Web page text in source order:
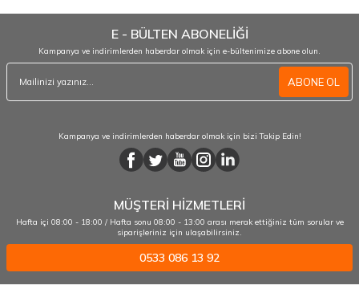
E - BÜLTEN ABONELİĞİ
Kampanya ve indirimlerden haberdar olmak için e-bültenimize abone olun.
ABONE OL
Kampanya ve indirimlerden haberdar olmak için bizi Takip Edin!
MÜŞTERİ HİZMETLERİ
Hafta içi 08:00 - 18:00 / Hafta sonu 08:00 - 13:00 arası merak ettiğiniz tüm sorular ve
siparişleriniz için ulaşabilirsiniz.
0533 086 13 92